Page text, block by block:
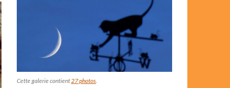
Cette galerie contient27 photos.